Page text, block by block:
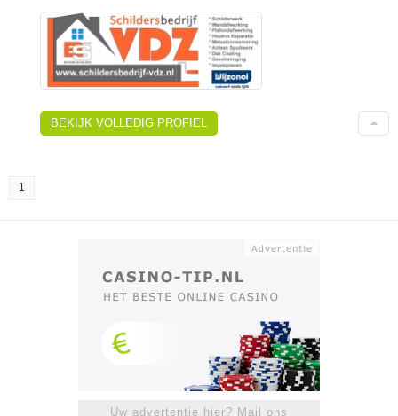
BEKIJK VOLLEDIG PROFIEL
1
Uw advertentie hier? Mail ons